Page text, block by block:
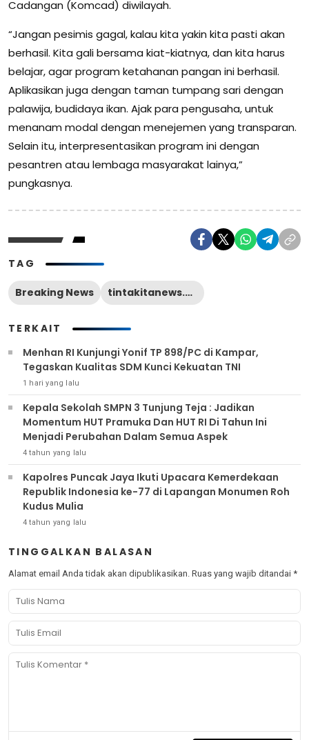
Cadangan (Komcad) diwilayah.
“Jangan pesimis gagal, kalau kita yakin kita pasti akan
berhasil. Kita gali bersama kiat-kiatnya, dan kita harus
belajar, agar program ketahanan pangan ini berhasil.
Aplikasikan juga dengan taman tumpang sari dengan
palawija, budidaya ikan. Ajak para pengusaha, untuk
menanam modal dengan menejemen yang transparan.
Selain itu, interpresentasikan program ini dengan
pesantren atau lembaga masyarakat lainya,”
pungkasnya.
TAG
Breaking News tintakitanews.com
TERKAIT
Menhan RI Kunjungi Yonif TP 898/PC di Kampar,
Tegaskan Kualitas SDM Kunci Kekuatan TNI
1 hari yang lalu
Kepala Sekolah SMPN 3 Tunjung Teja : Jadikan
Momentum HUT Pramuka Dan HUT RI Di Tahun Ini
Menjadi Perubahan Dalam Semua Aspek
4 tahun yang lalu
Kapolres Puncak Jaya Ikuti Upacara Kemerdekaan
Republik Indonesia ke-77 di Lapangan Monumen Roh
Kudus Mulia
4 tahun yang lalu
TINGGALKAN BALASAN
Alamat email Anda tidak akan dipublikasikan. Ruas yang wajib ditandai *